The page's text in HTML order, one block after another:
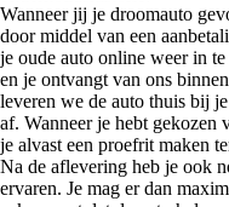
Wanneer jij je droomauto
door middel van een
je oude auto online weer in
en je ontvangt van ons
leveren we de auto thuis bij
af. Wanneer je hebt gekozen
je alvast een proefrit maken
Na de aflevering heb je ook
ervaren. Je mag er dan